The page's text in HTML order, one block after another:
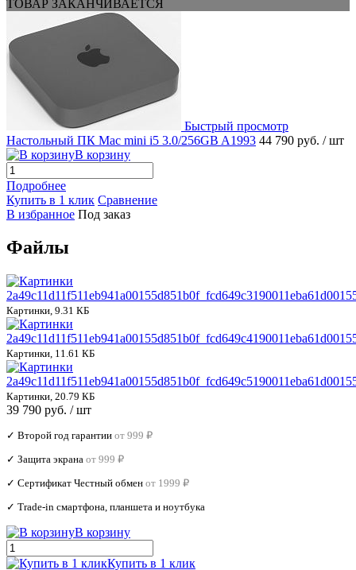
ТОВАР ЗАКАНЧИВАЕТСЯ
Быстрый просмотр
Настольный ПК Mac mini i5 3.0/256GB A1993 44 790 руб. / шт
В корзину
Подробнее
Купить в 1 клик Сравнение
В избранное Под заказ
Файлы
Картинки, 9.31 КБ
Картинки, 11.61 КБ
Картинки, 20.79 КБ
39 790 руб. / шт
✓ Второй год гарантии от 999 ₽
✓ Защита экрана от 999 ₽
✓ Сертификат Честный обмен от 1999 ₽
✓ Trade‑in смартфона, планшета и ноутбука
В корзину
Купить в 1 клик